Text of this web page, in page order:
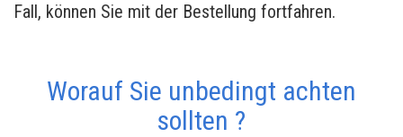
Fall, können Sie mit der Bestellung fortfahren.
Worauf Sie unbedingt achten
sollten ?